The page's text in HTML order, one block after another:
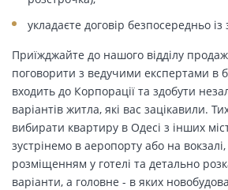
укладаєте договір безпосередньо
Приїжджайте до нашого відділу
поговорити з ведучими експертами в
входить до Корпорації та здобути
варіантів житла, які вас зацікавили.
вибирати квартиру в Одесі з інших
зустрінемо в аеропорту або на
розміщенням у готелі та детально
варіанти, а головне - в яких